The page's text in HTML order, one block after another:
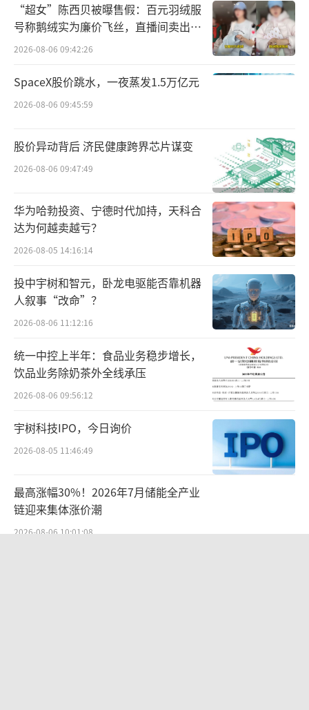
“超女”陈西贝被曝售假：百元羽绒服
号称鹅绒实为廉价飞丝，直播间卖出超
百万元
2026-08-06 09:42:26
SpaceX股价跳水，一夜蒸发1.5万亿元
2026-08-06 09:45:59
股价异动背后 济民健康跨界芯片谋变
2026-08-06 09:47:49
华为哈勃投资、宁德时代加持，天科合
达为何越卖越亏？
2026-08-05 14:16:14
投中宇树和智元，卧龙电驱能否靠机器
人叙事“改命”？
2026-08-06 11:12:16
统一中控上半年：食品业务稳步增长，
饮品业务除奶茶外全线承压
2026-08-06 09:56:12
宇树科技IPO，今日询价
2026-08-05 11:46:49
最高涨幅30%！2026年7月储能全产业
链迎来集体涨价潮
2026-08-06 10:01:08